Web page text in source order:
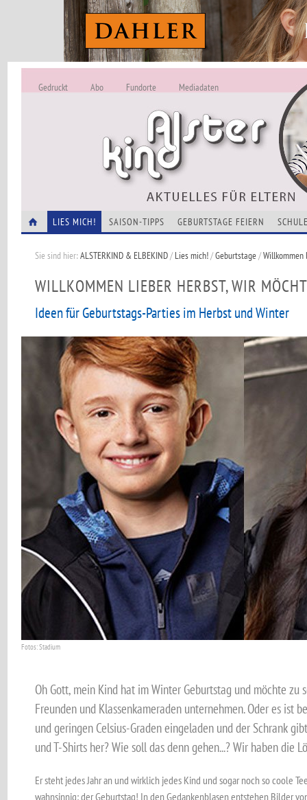
ALSTERKIND -
Alles Neu
Gedruckt Abo Fundorte Mediadaten
LIES MICH! SAISON-TIPPS GEBURTSTAGE FEIERN
Sie sind hier:ALSTERKIND & ELBEKIND/Lies mich!/Geburtstage/
WILLKOMMEN LIEBER HERBST, WIR
Ideen für Geburtstags-Parties im Herbst und Winter
Fotos: Stadium
Oh Gott, mein Kind hat im Winter Geburtstag und möchte zu
Freunden und Klassenkameraden unternehmen. Oder es ist
und geringen Celsius-Graden eingeladen und der Schrank
und T-Shirts her? Wie soll das denn gehen...? Wir haben die
Er steht jedes Jahr an und wirklich jedes Kind und sogar noch so coole
wahnsinnig: der Geburtstag! In den Gedankenblasen entstehen Bilder